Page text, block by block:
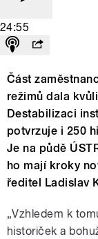
24:55
Část
režimů dala
Destabilizaci
potvrzuje i 250
Je na půdě
ho mají kroky
ředitel Ladislav
„Vzhledem k
historiček a